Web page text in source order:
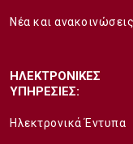
Νέα και ανακοινώσεις
ΗΛΕΚΤΡΟΝΙΚΕΣ
ΥΠΗΡΕΣΙΕΣ:
Ηλεκτρονικά Έντυπα